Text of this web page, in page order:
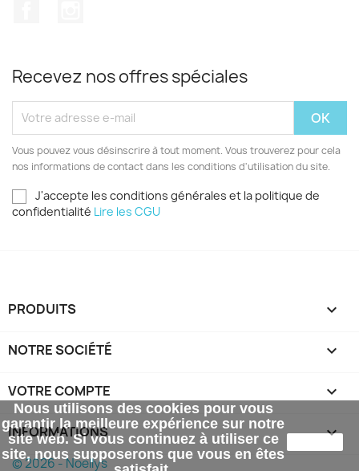
Recevez nos offres spéciales
Vous pouvez vous désinscrire à tout moment. Vous trouverez pour cela
nos informations de contact dans les conditions d'utilisation du site.
J'accepte les conditions générales et la politique de
confidentialité Lire les CGU
PRODUITS 
NOTRE SOCIÉTÉ 
VOTRE COMPTE 
INFORMATIONS keyboard_arrow_down
Nous utilisons des cookies pour vous
garantir la meilleure expérience sur notre
site web. Si vous continuez à utiliser ce
site, nous supposerons que vous en êtes
© 2026 - Noellys